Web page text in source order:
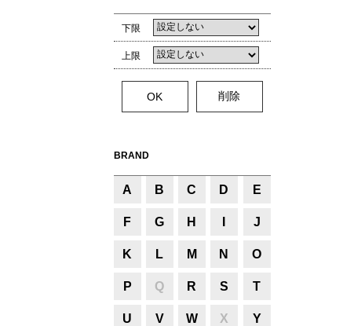
下限
上限
BRAND
A B C D E
F G H J
K L M N O
P Q R S T
U V W X Y